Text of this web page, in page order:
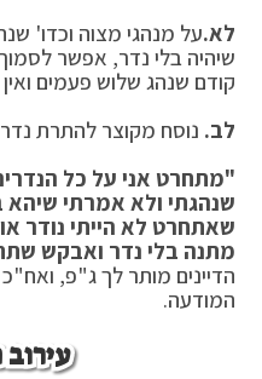
לא.על מנהגי מצוה וכדו'
שיהיה בלי נדר, אפשר
קודם שנהג שלוש פעמים
לב. נוסח מקוצר להתרת
"מתחרט אני על כל
שנהגתי ולא אמרתי שיהא
שאתחרט לא הייתי נודר
מתנה בלי נדר ואבקש
הדיינים מותר לך ג"פ,
המודעה.